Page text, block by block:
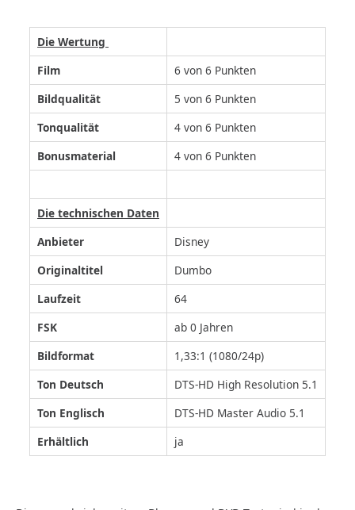
Die Wertung
Film
6 von 6 Punkten
Bildqualität
5 von 6 Punkten
Tonqualität
4 von 6 Punkten
Bonusmaterial
4 von 6 Punkten
Die technischen Daten
Anbieter
Disney
Originaltitel
Dumbo
Laufzeit
64
FSK
ab 0 Jahren
Bildformat
1,33:1 (1080/24p)
Ton Deutsch
DTS-HD High Resolution 5.1
Ton Englisch
DTS-HD Master Audio 5.1
Erhältlich
ja